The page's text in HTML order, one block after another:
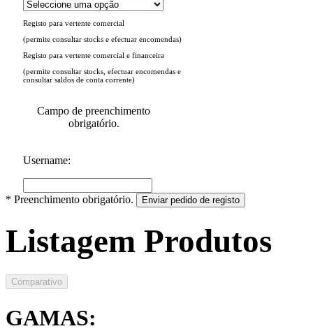
Registo para vertente comercial
(permite consultar stocks e efectuar encomendas)
Registo para vertente comercial e financeira
(permite consultar stocks, efectuar encomendas e
consultar saldos de conta corrente)
Campo de preenchimento
obrigatório.
Username:
* Preenchimento obrigatório. Enviar pedido de registo
Listagem Produtos
Comparativo
GAMAS: